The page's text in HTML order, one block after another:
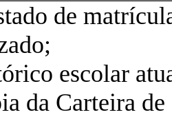
de
escolar
da Carteira